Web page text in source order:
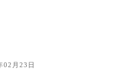
02月23日